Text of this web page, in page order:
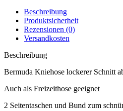
Beschreibung
Produktsicherheit
Rezensionen (0)
Versandkosten
Beschreibung
Bermuda Kniehose lockerer Schnitt
Auch als Freizeithose geeignet
2 Seitentaschen und Bund zum